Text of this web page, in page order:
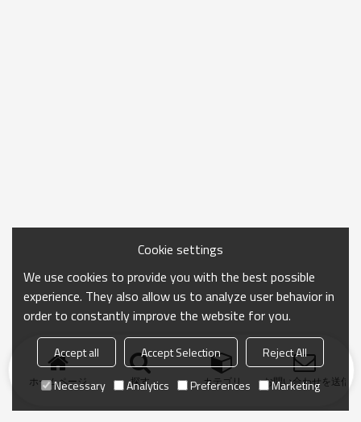
ホームページ 探す カテゴリ お問い合わせを送信
Cookie settings
We use cookies to provide you with the best possible
experience. They also allow us to analyze user behavior in
order to constantly improve the website for you.
Accept all Accept Selection
Reject All
Necessary
Analytics Preferences Marketing